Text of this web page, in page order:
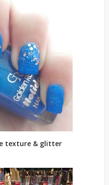
texture & glitter